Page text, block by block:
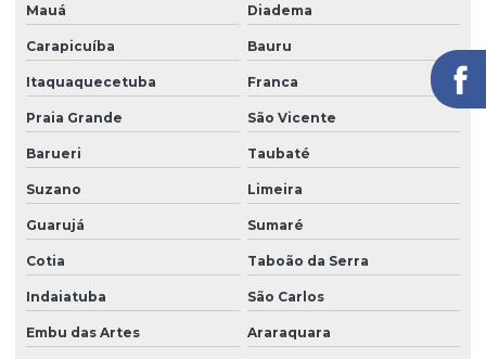
Empresa de portaria e limpeza
Empresa de portaria e recepção
Empresa de portaria remota
Empresa de recepcionista terceirização
Empresa de serviço terceirizado
Empresa de serviços terceirizados
Empresa de serviços terceirizados de limpeza
Empresa de terceirização de limpeza
Mauá Diadema
Carapicuíba Bauru
Itaquaquecetuba Franca
Praia Grande São Vicente
Barueri Taubaté
Suzano Limeira
Guarujá Sumaré
Cotia Taboão da Serra
Indaiatuba São Carlos
Embu das Artes Araraquara